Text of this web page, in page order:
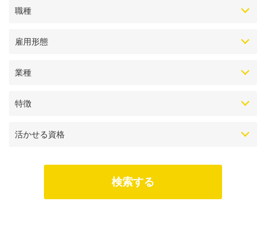
職種
雇用形態
業種
特徴
活かせる資格